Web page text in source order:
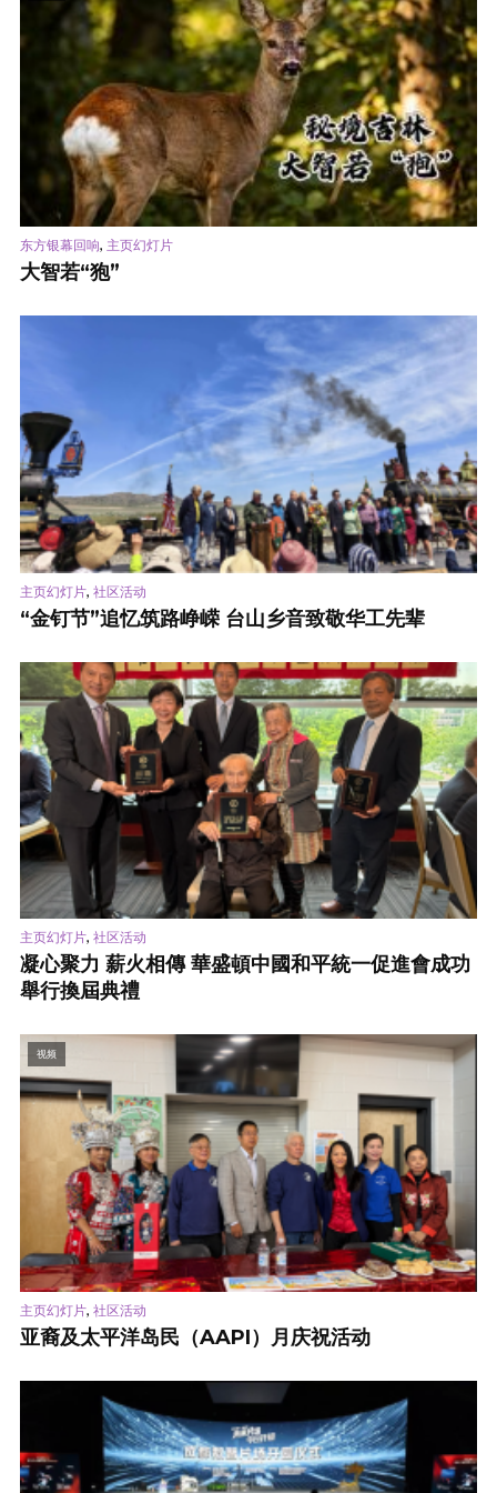
东方银幕回响, 主页幻灯片
大智若“狍”
主页幻灯片, 社区活动
“金钉节”追忆筑路峥嵘 台山乡音致敬华工先辈
主页幻灯片, 社区活动
凝心聚力 薪火相傳 華盛頓中國和平統一促進會成功
舉行換屆典禮
视频
主页幻灯片, 社区活动
亚裔及太平洋岛民（AAPI）月庆祝活动